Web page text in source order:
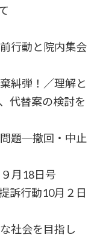
行動と院内集会
糾弾！／理解と
代替案の検討を
題─撤回・中止
月18日号
訴行動10月２日
社会を目指し